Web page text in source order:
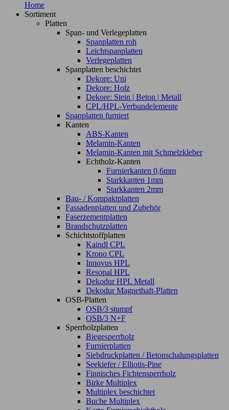
Home
Sortiment
Platten
Span- und Verlegeplatten
Spanplatten roh
Leichtspanplatten
Verlegeplatten
Spanplatten beschichtet
Dekore: Uni
Dekore: Holz
Dekore: Stein | Beton | Metall
CPL/HPL-Verbundelemente
Spanplatten furniert
Kanten
ABS-Kanten
Melamin-Kanten
Melamin-Kanten mit Schmelzkleber
Echtholz-Kanten
Furnierkanten 0,6mm
Starkkanten 1mm
Starkkanten 2mm
Bau- / Kompaktplatten
Fassadenplatten und Zubehör
Faserzementplatten
Brandschutzplatten
Schichtstoffplatten
Kaindl CPL
Krono CPL
Innovus HPL
Resopal HPL
Dekodur HPL Metall
Dekodur Magnethaft-Platten
OSB-Platten
OSB/3 stumpf
OSB/3 N+F
Sperrholzplatten
Biegesperrholz
Furnierplatten
Siebdruckplatten / Betonschalungsplatten
Seekiefer / Elliotis-Pine
Finnisches Fichtensperrholz
Birke Multiplex
Multiplex beschichtet
Buche Multiplex